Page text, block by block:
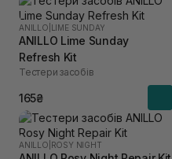
ANILLO LIME SUNDAY
ANILLO Lime Sunday
Refresh Kit
Тестери засобів
165₴
ANILLO ROSY NIGHT